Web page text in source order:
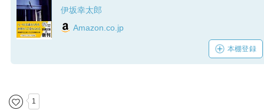
伊坂幸太郎
Amazon.co.jp
本棚登録
1